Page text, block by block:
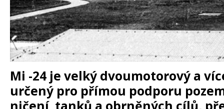
Mi -24 je velký dvoumotorový a
určený pro přímou podporu